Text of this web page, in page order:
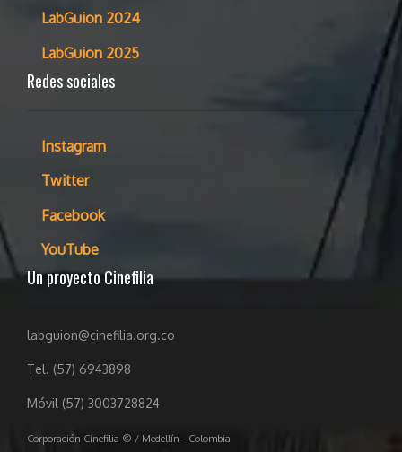
LabGuion 2024
LabGuion 2025
Redes sociales
Instagram
Twitter
Facebook
YouTube
Un proyecto Cinefilia
labguion@cinefilia.org.co
Tel. (57) 6943898
Móvil (57) 3003728824
Corporación Cinefilia © / Medellín - Colombia